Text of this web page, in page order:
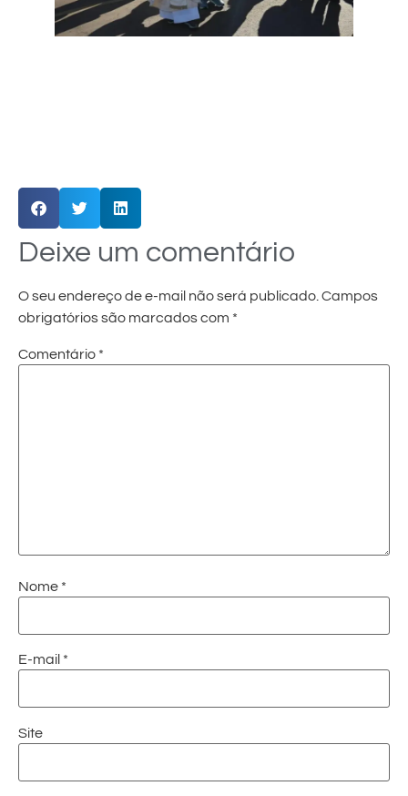
Deixe um comentário
O seu endereço de e-mail não será publicado.Campos
obrigatórios são marcados com *
Comentário *
Nome *
E-mail *
Site